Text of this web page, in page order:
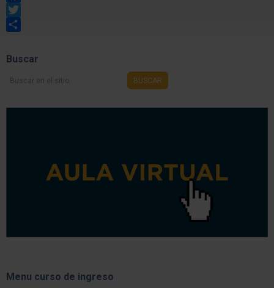
Facebook
Twitter
Buscar
Buscar
BUSCAR
Menu curso de ingreso